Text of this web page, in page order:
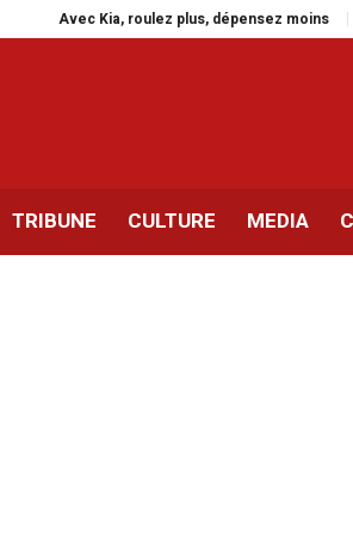
Avec Kia, roulez plus, dépensez moins
TRIBUNE CULTURE MEDIA